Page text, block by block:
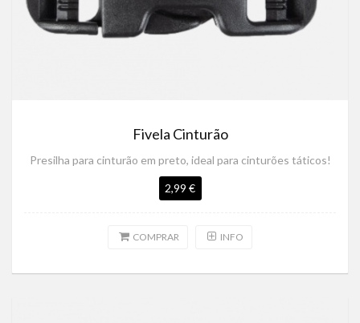
Fivela Cinturão
Presilha para cinturão em preto, ideal para cinturões táticos!
2,99 €
COMPRAR INFO